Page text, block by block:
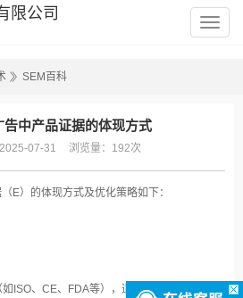
苏
州
SEM百科
告中产品证据的体现方式
07-31 浏览量：192次
E）的体现方式及优化策略如下：
ISO、CE、FDA等），适用于工业品、医疗